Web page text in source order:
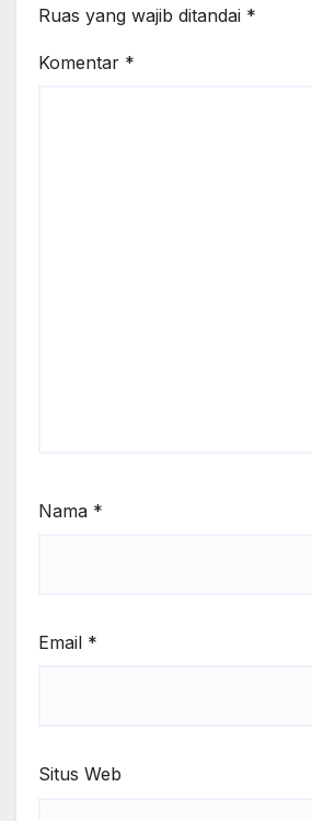
Ruas yang wajib ditandai *
Komentar *
Nama *
Email *
Situs Web